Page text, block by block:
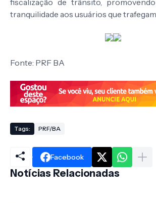
fiscalização de trânsito,
tranquilidade aos usuários que
Fonte: PRF BA
Tags: PRF/BA
Facebook
Notícias Relacionadas